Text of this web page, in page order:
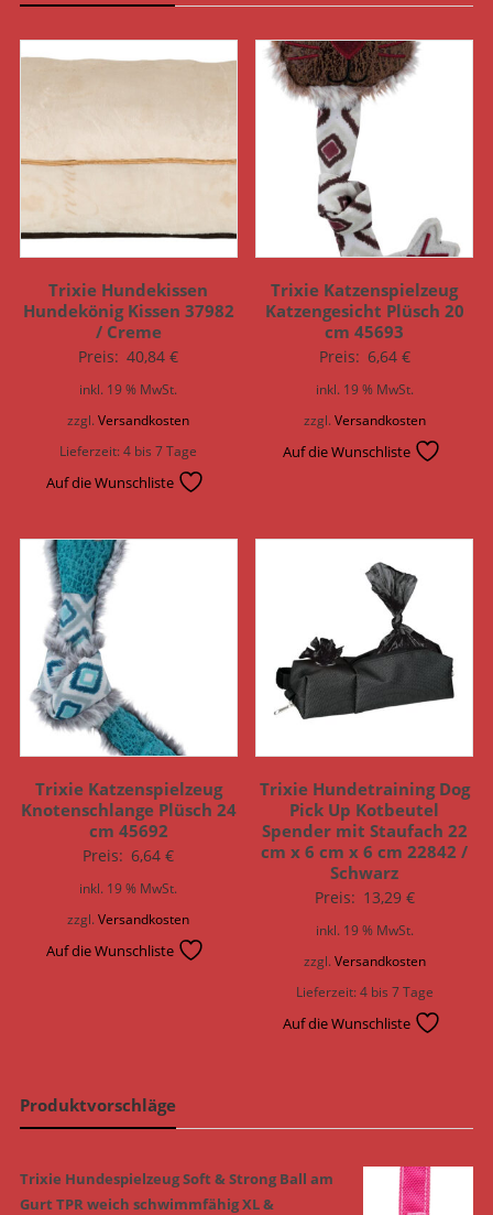
Trixie Hundekissen
Hundekönig Kissen 37982
/ Creme
Preis: 40,84€
inkl. 19 % MwSt.
zzgl.Versandkosten
Lieferzeit:4 bis 7 Tage
Auf die Wunschliste
Trixie Katzenspielzeug
Katzengesicht Plüsch 20
cm 45693
Preis: 6,64 €
inkl. 19 % MwSt.
zzgl. Versandkosten
Auf die Wunschliste
Trixie Katzenspielzeug
Knotenschlange Plüsch 24
cm 45692
Preis: 6,64€
inkl. 19 % MwSt.
zzgl.Versandkosten
Auf die Wunschliste
Trixie Hundetraining Dog
Pick Up Kotbeutel
Spender mit Staufach 22
cm x 6 cm x 6 cm 22842 /
Schwarz
Preis: 13,29 €
inkl. 19 % MwSt.
zzgl. Versandkosten
Lieferzeit:4 bis 7 Tage
Auf die Wunschliste
Produktvorschläge
Trixie Hundespielzeug Soft & Strong Ball am
Gurt TPR weich schwimmfähig XL &